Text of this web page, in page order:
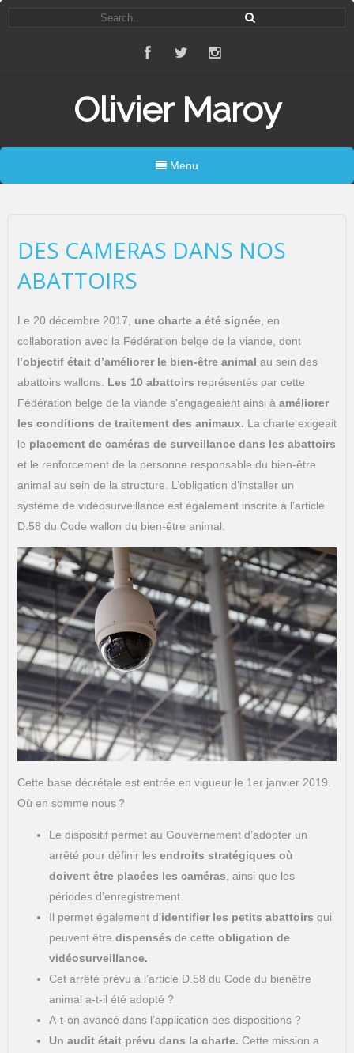
Olivier Maroy
Menu
DES CAMERAS DANS NOS
ABATTOIRS
Le 20 décembre 2017, une charte a été signée, en
collaboration avec la Fédération belge de la viande, dont
l’objectif était d’améliorer le bien-être animal au sein des
abattoirs wallons. Les 10 abattoirs représentés par cette
Fédération belge de la viande s’engageaient ainsi à améliorer
les conditions de traitement des animaux. La charte exigeait
le placement de caméras de surveillance dans les abattoirs
et le renforcement de la personne responsable du bien-être
animal au sein de la structure. L’obligation d’installer un
système de vidéosurveillance est également inscrite à l’article
D.58 du Code wallon du bien-être animal.
Cette base décrétale est entrée en vigueur le 1er janvier 2019.
Où en somme nous ?
Le dispositif permet au Gouvernement d’adopter un
arrêté pour définir les endroits stratégiques où
doivent être placées les caméras , ainsi que les
périodes d’enregistrement.
Il permet également d’identifier les petits abattoirs qui
peuvent être dispensés de cette obligation de
vidéosurveillance.
Cet arrêté prévu à l’article D.58 du Code du bienêtre
animal a-t-il été adopté ?
A-t-on avancé dans l’application des dispositions ?
Un audit était prévu dans la charte. Cette mission a